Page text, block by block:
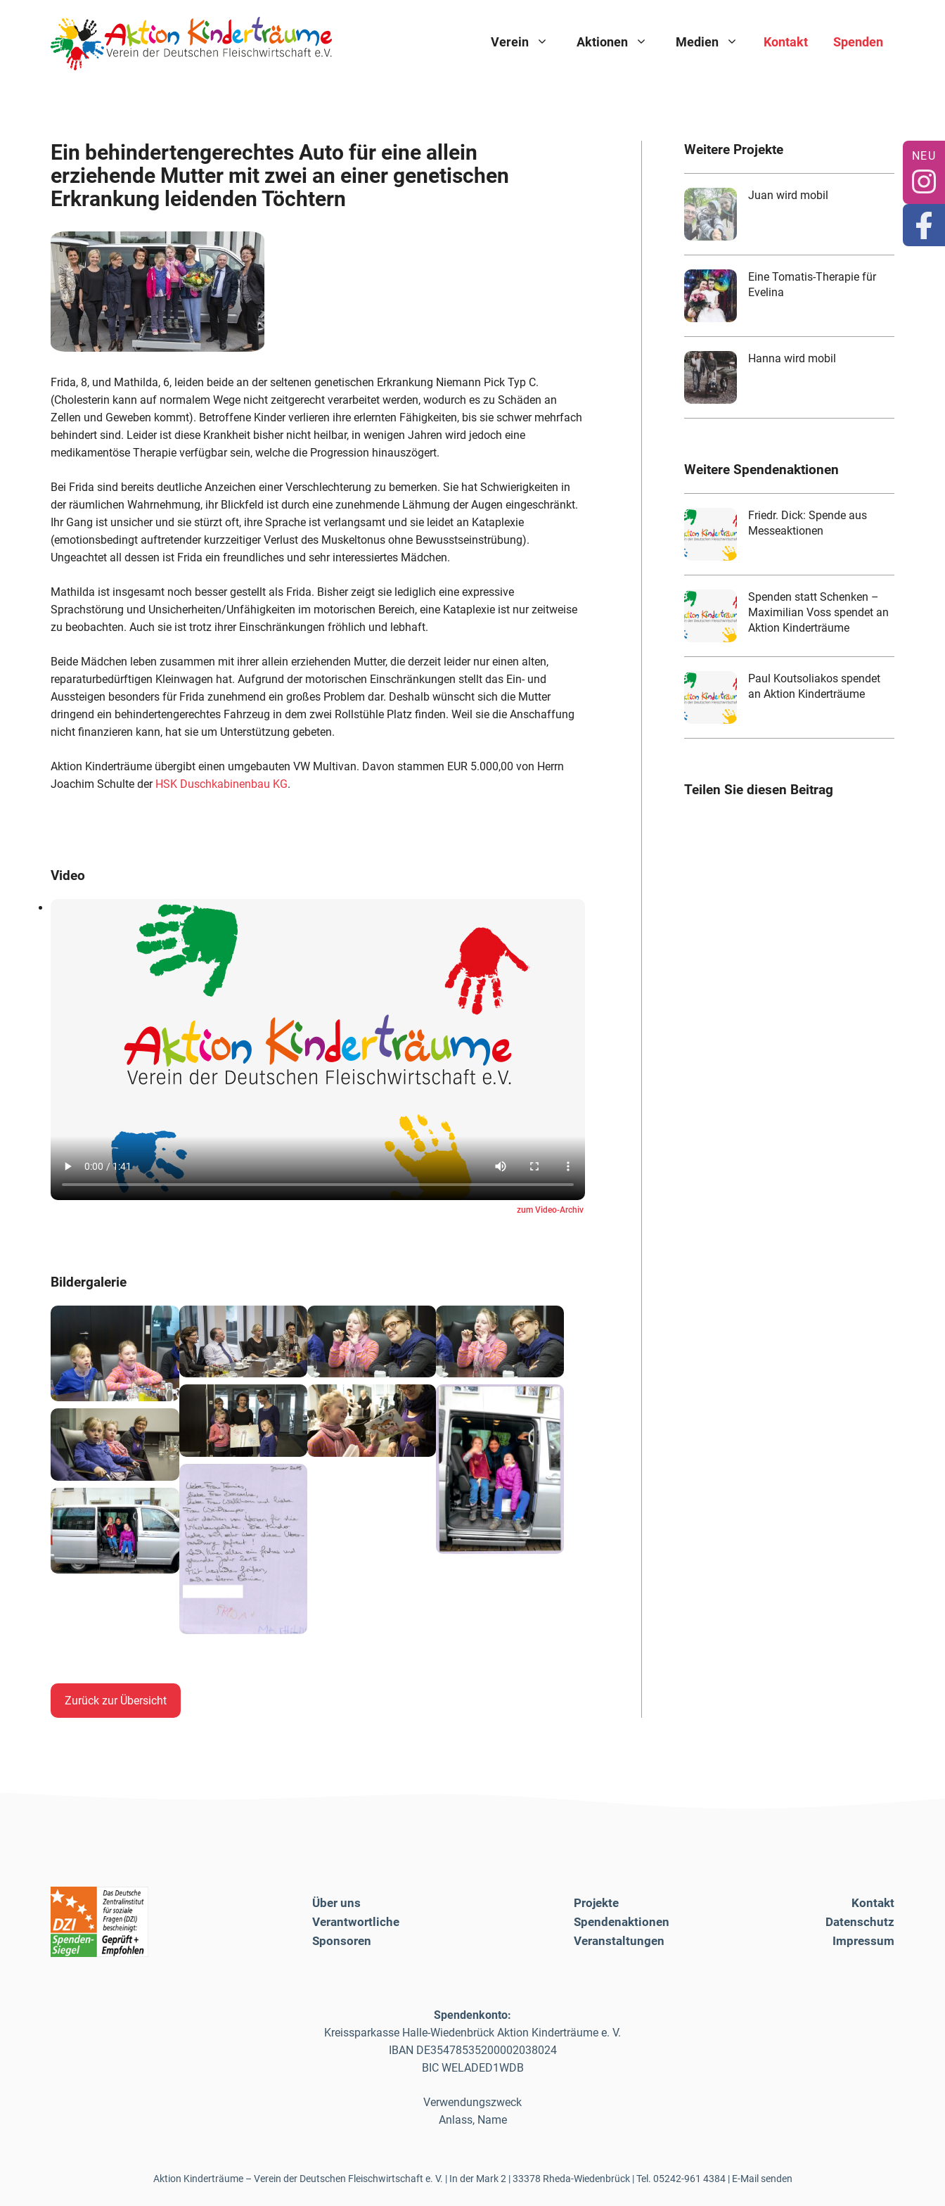
Verein Aktionen Medien Kontakt Spenden
Ein behindertengerechtes Auto für eine allein
erziehende Mutter mit zwei an einer genetischen
Erkrankung leidenden Töchtern
Frida, 8, und Mathilda, 6, leiden beide an der seltenen genetischen Erkrankung Niemann Pick Typ C.
(Cholesterin kann auf normalem Wege nicht zeitgerecht verarbeitet werden, wodurch es zu Schäden an
Zellen und Geweben kommt). Betroffene Kinder verlieren ihre erlernten Fähigkeiten, bis sie schwer mehrfach
behindert sind. Leider ist diese Krankheit bisher nicht heilbar, in wenigen Jahren wird jedoch eine
medikamentöse Therapie verfügbar sein, welche die Progression hinauszögert.
Bei Frida sind bereits deutliche Anzeichen einer Verschlechterung zu bemerken. Sie hat Schwierigkeiten in
der räumlichen Wahrnehmung, ihr Blickfeld ist durch eine zunehmende Lähmung der Augen eingeschränkt.
Ihr Gang ist unsicher und sie stürzt oft, ihre Sprache ist verlangsamt und sie leidet an Kataplexie
(emotionsbedingt auftretender kurzzeitiger Verlust des Muskeltonus ohne Bewusstseinstrübung).
Ungeachtet all dessen ist Frida ein freundliches und sehr interessiertes Mädchen.
Mathilda ist insgesamt noch besser gestellt als Frida. Bisher zeigt sie lediglich eine expressive
Sprachstörung und Unsicherheiten/Unfähigkeiten im motorischen Bereich, eine Kataplexie ist nur zeitweise
zu beobachten. Auch sie ist trotz ihrer Einschränkungen fröhlich und lebhaft.
Beide Mädchen leben zusammen mit ihrer allein erziehenden Mutter, die derzeit leider nur einen alten,
reparaturbedürftigen Kleinwagen hat. Aufgrund der motorischen Einschränkungen stellt das Ein- und
Aussteigen besonders für Frida zunehmend ein großes Problem dar. Deshalb wünscht sich die Mutter
dringend ein behindertengerechtes Fahrzeug in dem zwei Rollstühle Platz finden. Weil sie die Anschaffung
nicht finanzieren kann, hat sie um Unterstützung gebeten.
Aktion Kinderträume übergibt einen umgebauten VW Multivan. Davon stammen EUR 5.000,00 von Herrn
Joachim Schulte der HSK Duschkabinenbau KG.
Video
zum Video-Archiv
Bildergalerie
Zurück zur Übersicht
Weitere Projekte
Juan wird mobil
Eine Tomatis-Therapie für
Evelina
Hanna wird mobil
Weitere Spendenaktionen
Friedr. Dick: Spende aus
Messeaktionen
Spenden statt Schenken –
Maximilian Voss spendet an
Aktion Kinderträume
Paul Koutsoliakos spendet
an Aktion Kinderträume
Teilen Sie diesen Beitrag
Über uns
Verantwortliche
Sponsoren
Projekte
Spendenaktionen
Veranstaltungen
Kontakt
Datenschutz
Impressum
Spendenkonto:
Kreissparkasse Halle-Wiedenbrück Aktion Kinderträume e. V.
IBAN DE35478535200002038024
BIC WELADED1WDB
Verwendungszweck
Anlass, Name
Aktion Kinderträume – Verein der Deutschen Fleischwirtschaft e. V. | In der Mark 2 | 33378 Rheda-Wiedenbrück | Tel. 05242-961 4384| E-Mail senden